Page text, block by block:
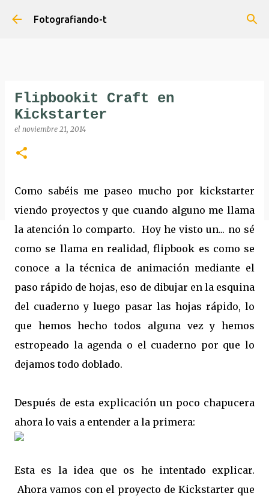
Ir al contenido principal
Fotografiando-t
Flipbookit Craft en
Kickstarter
el noviembre 21, 2014
Como sabéis me paseo mucho por kickstarter
viendo proyectos y que cuando alguno me llama
la atención lo comparto. Hoy he visto un... no sé
como se llama en realidad, flipbook es como se
conoce a la técnica de animación mediante el
paso rápido de hojas, eso de dibujar en la esquina
del cuaderno y luego pasar las hojas rápido, lo
que hemos hecho todos alguna vez y hemos
estropeado la agenda o el cuaderno por que lo
dejamos todo doblado.
Después de esta explicación un poco chapucera
ahora lo vais a entender a la primera:
Esta es la idea que os he intentado explicar.
Ahora vamos con el proyecto de Kickstarter que